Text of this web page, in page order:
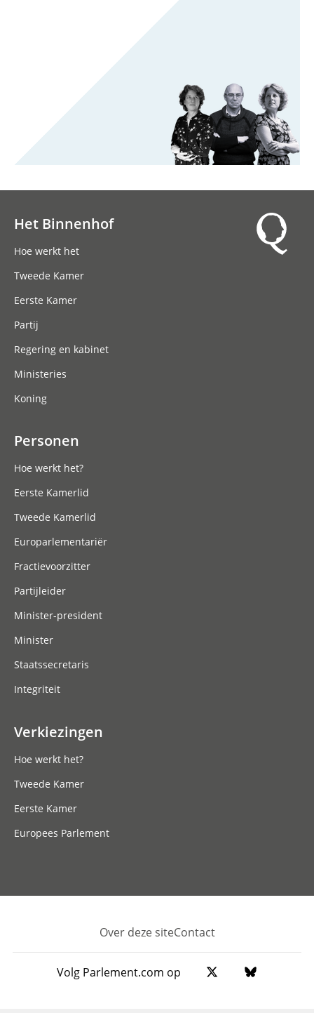
Het Binnenhof
Hoe werkt het
Tweede Kamer
Eerste Kamer
Partij
Regering en kabinet
Ministeries
Koning
Personen
Hoe werkt het?
Eerste Kamerlid
Tweede Kamerlid
Europarlementariër
Fractievoorzitter
Partijleider
Minister-president
Minister
Staatssecretaris
Integriteit
Verkiezingen
Hoe werkt het?
Tweede Kamer
Eerste Kamer
Europees Parlement
Footer
Over deze siteContact
Volg Parlement.com op